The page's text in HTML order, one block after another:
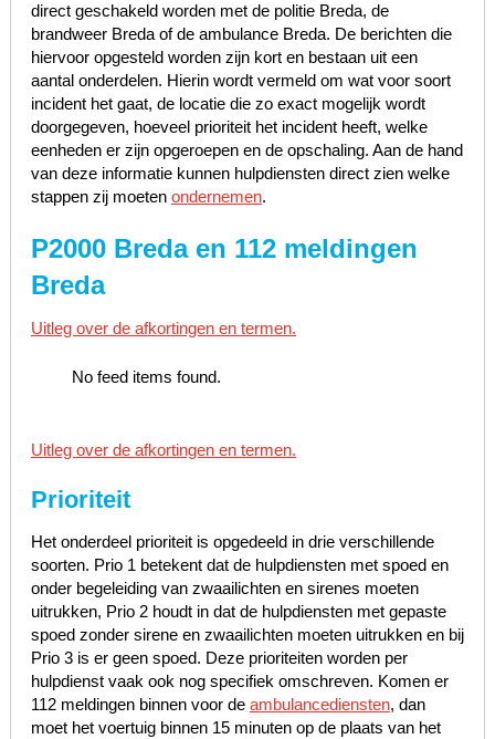
direct geschakeld worden met de politie Breda, de
brandweer Breda of de ambulance Breda. De berichten die
hiervoor opgesteld worden zijn kort en bestaan uit een
aantal onderdelen. Hierin wordt vermeld om wat voor soort
incident het gaat, de locatie die zo exact mogelijk wordt
doorgegeven, hoeveel prioriteit het incident heeft, welke
eenheden er zijn opgeroepen en de opschaling. Aan de hand
van deze informatie kunnen hulpdiensten direct zien welke
stappen zij moeten ondernemen.
P2000 Breda en 112 meldingen
Breda
Uitleg over de afkortingen en termen.
No feed items found.
Uitleg over de afkortingen en termen.
Prioriteit
Het onderdeel prioriteit is opgedeeld in drie verschillende
soorten. Prio 1 betekent dat de hulpdiensten met spoed en
onder begeleiding van zwaailichten en sirenes moeten
uitrukken, Prio 2 houdt in dat de hulpdiensten met gepaste
spoed zonder sirene en zwaailichten moeten uitrukken en bij
Prio 3 is er geen spoed. Deze prioriteiten worden per
hulpdienst vaak ook nog specifiek omschreven. Komen er
112 meldingen binnen voor de ambulancediensten, dan
moet het voertuig binnen 15 minuten op de plaats van het